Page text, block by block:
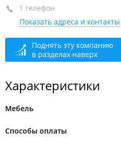
+7 924 005-37-50
закрыто, откроется в 08:00
1 телефон
Показать адреса и контакты
Поднять эту компанию
в разделах наверх
Характеристики
Мебель
Способы оплаты